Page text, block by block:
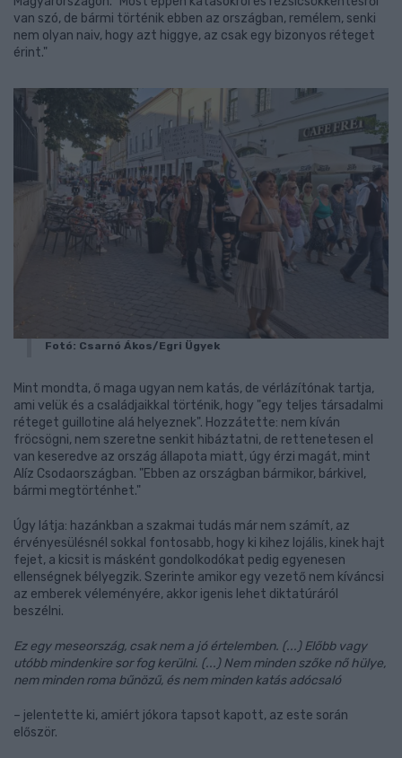
van szó, de bármi történik ebben az országban, remélem, senki
nem olyan naiv, hogy azt higgye, az csak egy bizonyos réteget
érint."
Fotó: Csarnó Ákos/Egri Ügyek
Mint mondta, ő maga ugyan nem katás, de vérlázítónak tartja,
ami velük és a családjaikkal történik, hogy "egy teljes társadalmi
réteget guillotine alá helyeznek". Hozzátette: nem kíván
fröcsögni, nem szeretne senkit hibáztatni, de rettenetesen el
van keseredve az ország állapota miatt, úgy érzi magát, mint
Alíz Csodaországban. "Ebben az országban bármikor, bárkivel,
bármi megtörténhet."
Úgy látja: hazánkban a szakmai tudás már nem számít, az
érvényesülésnél sokkal fontosabb, hogy ki kihez lojális, kinek hajt
fejet, a kicsit is másként gondolkodókat pedig egyenesen
ellenségnek bélyegzik. Szerinte amikor egy vezető nem kíváncsi
az emberek véleményére, akkor igenis lehet diktatúráról
beszélni.
Ez egy meseország, csak nem a jó értelemben. (...) Előbb vagy
utóbb mindenkire sor fog kerülni. (...) Nem minden szőke nő hülye,
nem minden roma bűnözű, és nem minden katás adócsaló
– jelentette ki, amiért jókora tapsot kapott, az este során
először.